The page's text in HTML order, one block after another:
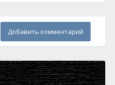
Добавить комментарий